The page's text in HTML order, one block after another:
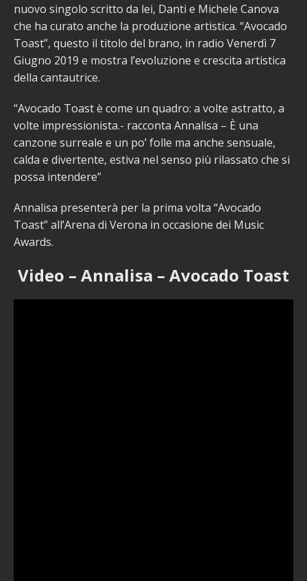
nuovo singolo scritto da lei, Danti e Michele Canova
che ha curato anche la produzione artistica. “Avocado
Toast”, questo il titolo del brano, in radio Venerdì 7
Giugno 2019 e mostra l’evoluzione e crescita artistica
della cantautrice.
“Avocado Toast è come un quadro: a volte astratto, a
volte impressionista.- racconta Annalisa – È una
canzone surreale e un po’ folle ma anche sensuale,
calda e divertente, estiva nel senso più rilassato che si
possa intendere”
Annalisa presenterà per la prima volta “Avocado
Toast” all’Arena di Verona in occasione dei Music
Awards.
Video – Annalisa – Avocado Toast